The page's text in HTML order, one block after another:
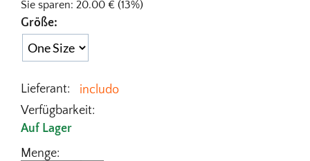
Sie sparen: 20.00 € (13%)
Größe:
Lieferant:
includo
Verfügbarkeit:
Auf Lager
Menge: